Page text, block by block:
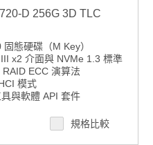
D 256G 3D TLC
態硬碟（M Key）
x2 介面與 NVMe 1.3 標準
ECC 演算法
模式
與軟體 API 套件
規格比較